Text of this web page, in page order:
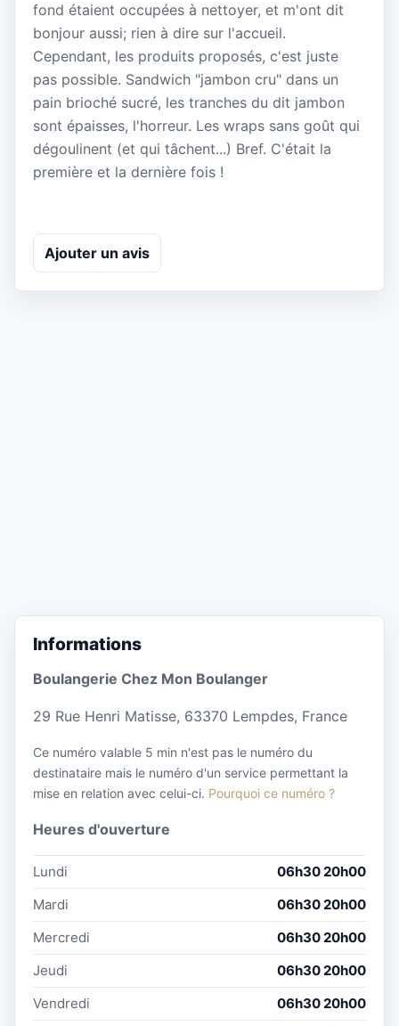
fond étaient occupées à nettoyer, et m'ont dit
bonjour aussi; rien à dire sur l'accueil.
Cependant, les produits proposés, c'est juste
pas possible. Sandwich "jambon cru" dans un
pain brioché sucré, les tranches du dit jambon
sont épaisses, l'horreur. Les wraps sans goût qui
dégoulinent (et qui tâchent...) Bref. C'était la
première et la dernière fois !
Ajouter un avis
Informations
Boulangerie Chez Mon Boulanger
29 Rue Henri Matisse, 63370 Lempdes, France
Ce numéro valable 5 min n'est pas le numéro du
destinataire mais le numéro d'un service permettant la
mise en relation avec celui-ci. Pourquoi ce numéro ?
Heures d'ouverture
Lundi
06h30 20h00
Mardi
06h30 20h00
Mercredi
06h30 20h00
Jeudi
06h30 20h00
Vendredi
06h30 20h00